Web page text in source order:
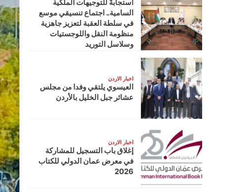
استجابةً للتوجيهات الملكية
السامية.. اجتماع تنسيقي موسع
في سلطة العقبة لتعزيز جاهزية
منظومة النقل واللوجستيات
وسلاسل التوريد
اخبار الاردن
العيسوي يلتقي وفدا من مجلس
عشائر جبل الخليل بالأردن
اخبار الاردن
إغلاق باب التسجيل للمشاركة
في معرض عمان الدولي للكتاب
2026